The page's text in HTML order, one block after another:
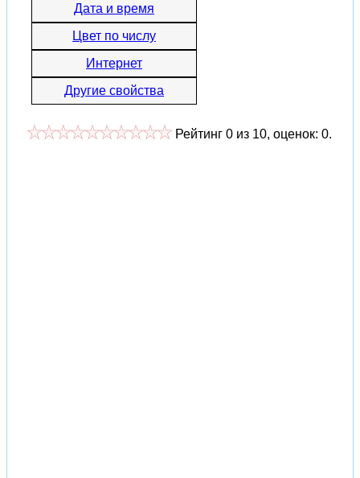
Дата и время
Цвет по числу
Интернет
Другие свойства
Рейтинг 0 из 10, оценок: 0.